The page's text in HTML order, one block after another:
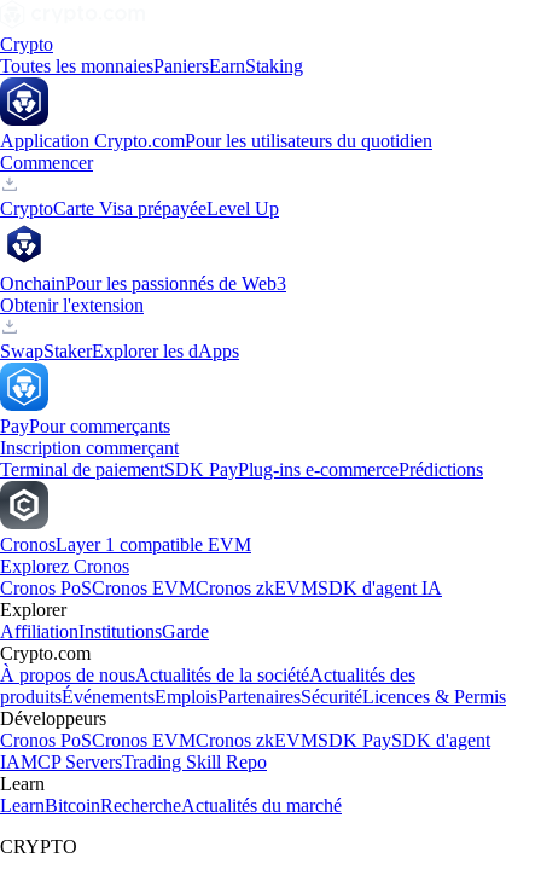
Crypto
Toutes les monnaiesPaniersEarnStaking
Application Crypto.comPour les utilisateurs du quotidien
Commencer
CryptoCarte Visa prépayéeLevel Up
OnchainPour les passionnés de Web3
Obtenir l'extension
SwapStakerExplorer les dApps
PayPour commerçants
Inscription commerçant
Terminal de paiementSDK PayPlug-ins e-commercePrédictions
CronosLayer 1 compatible EVM
Explorez Cronos
Cronos PoSCronos EVMCronos zkEVMSDK d'agent IA
Explorer
AffiliationInstitutionsGarde
Crypto.com
À propos de nousActualités de la sociétéActualités des
produitsÉvénementsEmploisPartenairesSécuritéLicences & Permis
Développeurs
Cronos PoSCronos EVMCronos zkEVMSDK PaySDK d'agent
IAMCP ServersTrading Skill Repo
Learn
LearnBitcoinRechercheActualités du marché
CRYPTO